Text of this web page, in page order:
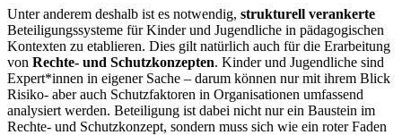
Unter anderem deshalb ist es notwendig, strukturell verankerte
Beteiligungssysteme für Kinder und Jugendliche in pädagogischen
Kontexten zu etablieren. Dies gilt natürlich auch für die Erarbeitung
von Rechte- und Schutzkonzepten. Kinder und Jugendliche sind
Expert*innen in eigener Sache – darum können nur mit ihrem Blick
Risiko- aber auch Schutzfaktoren in Organisationen umfassend
analysiert werden. Beteiligung ist dabei nicht nur ein Baustein im
Rechte- und Schutzkonzept, sondern muss sich wie ein roter Faden